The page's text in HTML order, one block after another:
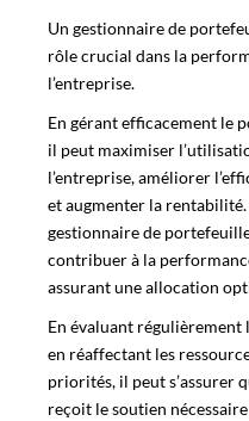
Un gestionnaire de
rôle crucial dans la
l’entreprise.
En gérant efficacement le
il peut maximiser
l’entreprise, améliorer
et augmenter la rentabilité.
gestionnaire de
contribuer à la
assurant une allocation
En évaluant régulièrement
en réaffectant les
priorités, il peut s’assurer
reçoit le soutien